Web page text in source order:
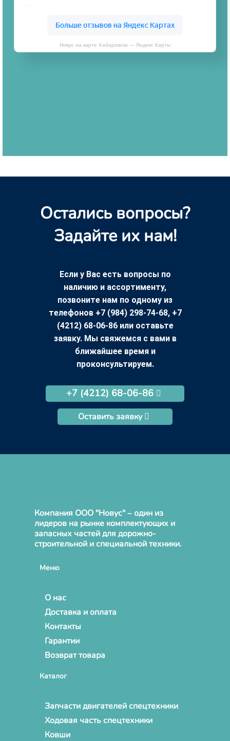
Новус на карте Хабаровска — Яндекс Карты
Остались вопросы?
Задайте их нам!
Если у Вас есть вопросы по
наличию и ассортименту,
позвоните нам по одному из
телефонов +7 (984) 298-74-68, +7
(4212) 68-06-86 или оставьте
заявку. Мы свяжемся с вами в
ближайшее время и
проконсультируем.
+7 (4212) 68-06-86
Оставить заявку
Компания ООО "Новус" – один из
лидеров на рынке комплектующих и
запасных частей для дорожно-
строительной и специальной техники.
Меню
О нас
Доставка и оплата
Контакты
Гарантии
Возврат товара
Каталог
Запчасти двигателей спецтехники
Ходовая часть спецтехники
Ковши